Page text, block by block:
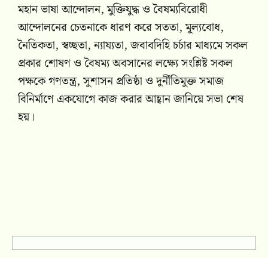
মহান ভাষা আন্দোলন, মুক্তিযুদ্ধ ও বৈষম্যবিরোধী
আন্দোলনের চেতনাকে ধারণ করে সততা, মূল্যবোধ,
নৈতিকতা, স্বচ্ছতা, ন্যায্যতা, জবাবদিহি চর্চার মাধ্যমে সকল
প্রকার শোষণ ও বৈষম্য অবসানের লক্ষ্যে সংশ্লিষ্ট সকল
পক্ষকে গণতন্ত্র, সুশাসন প্রতিষ্ঠা ও দুর্নীতিমুক্ত সমাজ
বিনির্মাণে একযোগে কাজ করার আহ্বান জানিয়ে সভা শেষ
হয়।